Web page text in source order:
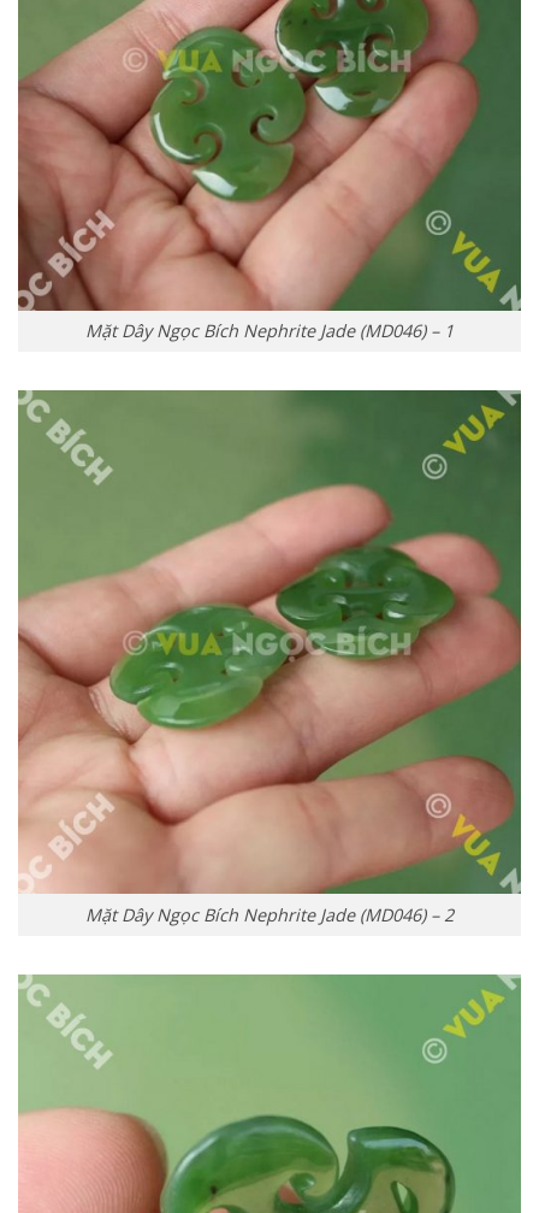
Mặt Dây Ngọc Bích Nephrite Jade (MD046) – 1
Mặt Dây Ngọc Bích Nephrite Jade (MD046) – 2